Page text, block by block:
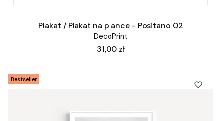
Plakat / Plakat na piance - Positano 02
DecoPrint
Cena
31,00 zł
Bestseller